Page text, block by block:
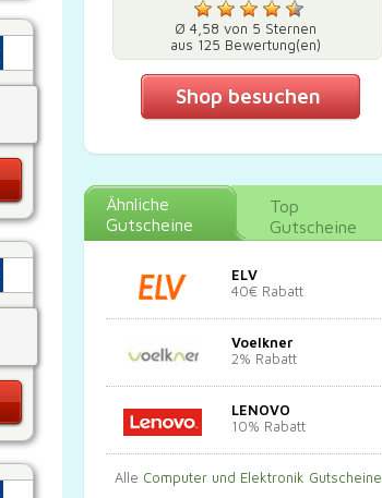
Ø 4,58 von 5 Sternen
aus 125 Bewertung(en)
Shop besuchen
Ähnliche
Gutscheine
Top
Gutscheine
ELV
40€ Rabatt
Voelkner
2% Rabatt
LENOVO
10% Rabatt
Alle Computer und Elektronik Gutscheine